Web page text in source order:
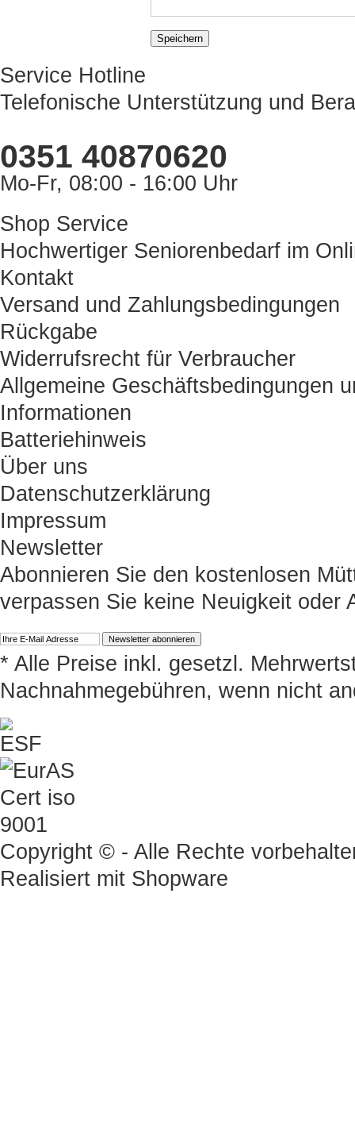
Service Hotline
Telefonische Unterstützung und
0351 40870620
Mo-Fr, 08:00 - 16:00 Uhr
Shop Service
Hochwertiger Seniorenbedarf im
Kontakt
Versand und Zahlungsbedingungen
Rückgabe
Widerrufsrecht für Verbraucher
Allgemeine Geschäftsbedingungen
Informationen
Batteriehinweis
Über uns
Datenschutzerklärung
Impressum
Newsletter
Abonnieren Sie den kostenlosen
verpassen Sie keine Neuigkeit oder
* Alle Preise inkl. gesetzl.
Nachnahmegebühren, wenn nicht
Copyright © - Alle Rechte
Realisiert mit Shopware